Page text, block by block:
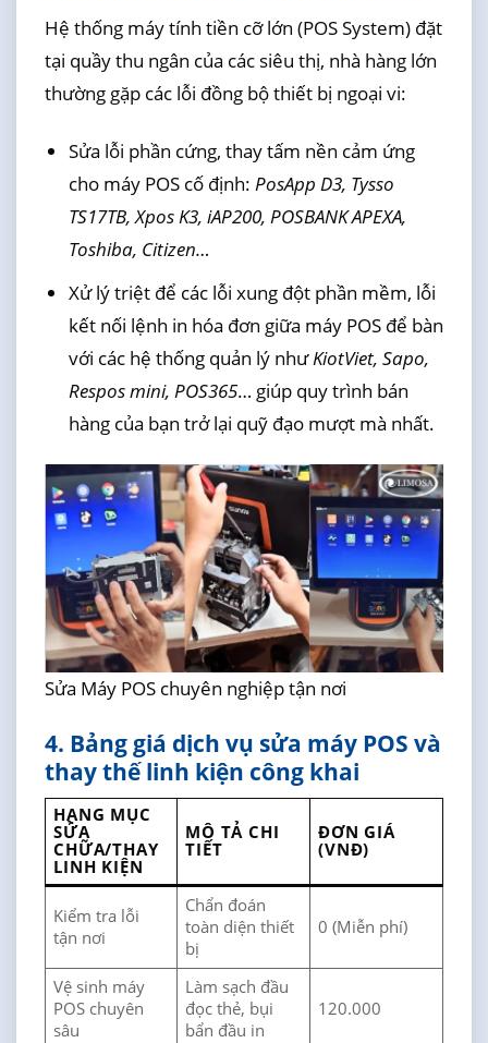
Hệ thống máy tính tiền cỡ lớn (POS System) đặt
tại quầy thu ngân của các siêu thị, nhà hàng lớn
thường gặp các lỗi đồng bộ thiết bị ngoại vi:
Sửa lỗi phần cứng, thay tấm nền cảm ứng
cho máy POS cố định: PosApp D3, Tysso
TS17TB, Xpos K3, iAP200, POSBANK APEXA,
Toshiba, Citizen…
Xử lý triệt để các lỗi xung đột phần mềm, lỗi
kết nối lệnh in hóa đơn giữa máy POS để bàn
với các hệ thống quản lý nhưKiotViet, Sapo,
Respos mini, POS365… giúp quy trình bán
hàng của bạn trở lại quỹ đạo mượt mà nhất.
Sửa Máy POS chuyên nghiệp tận nơi
4. Bảng giá dịch vụ sửa máy POS và
thay thế linh kiện công khai
HẠNG MỤC
SỬA
CHỮA/THAY
LINH KIỆN
MÔ TẢ CHI
TIẾT
ĐƠN GIÁ
(VNĐ)
Kiểm tra lỗi
tận nơi
Chẩn đoán
toàn diện thiết
bị
0 (Miễn phí)
Vệ sinh máy
POS chuyên
sâu
Làm sạch đầu
đọc thẻ, bụi
bẩn đầu in
120.000